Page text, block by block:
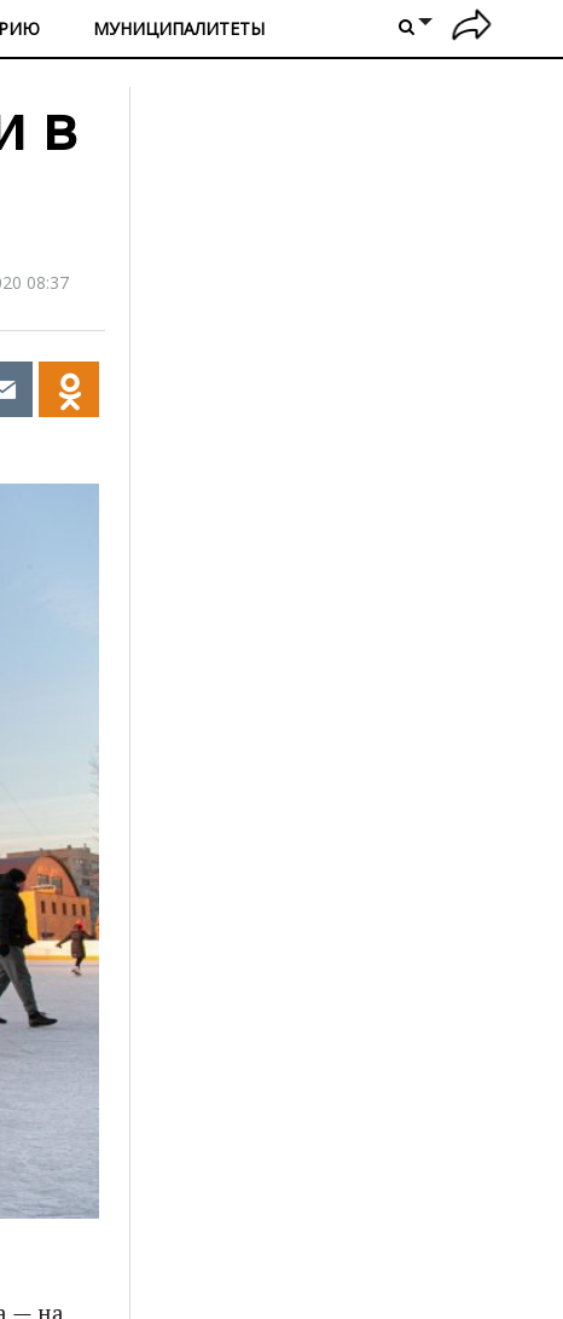
МУНИЦИПАЛИТЕТЫ
в
08:37
— на